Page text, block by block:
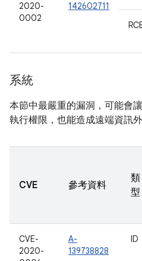
2020-
0002
142602711
系統
本節中最嚴重的漏洞，可能會
執行權限，也能造成遠端資訊外
CVE 參考資料
類
型
CVE-
2020-
A-
139738828
ID